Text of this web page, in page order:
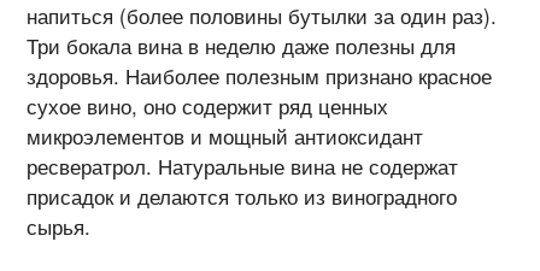
напиться (более половины бутылки за один раз).
Три бокала вина в неделю даже полезны для
здоровья. Наиболее полезным признано красное
сухое вино, оно содержит ряд ценных
микроэлементов и мощный антиоксидант
ресвератрол. Натуральные вина не содержат
присадок и делаются только из виноградного
сырья.